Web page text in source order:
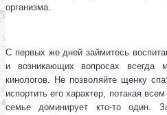
организма.
С первых же дней займитесь
и возникающих вопросах всегда
кинологов. Не позволяйте щенку
испортить его характер, потакая
семье доминирует кто-то один.